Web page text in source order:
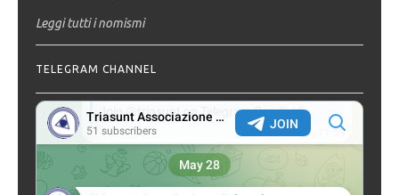
Leggi tutti i nomismi
TELEGRAM CHANNEL